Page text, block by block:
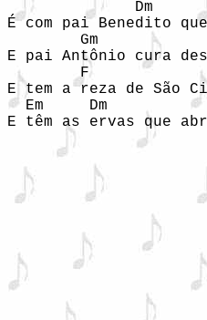
Dm
É com pai Benedito
Gm
E pai Antônio cura
        F
E tem a reza de São
Em     Dm
E têm as ervas que